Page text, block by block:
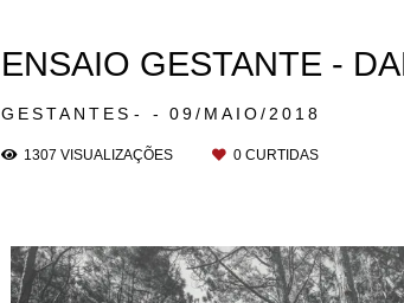
GESTANTES 09/MAIO/2018
ENSAIO GESTANTE -
1307 VISUALIZAÇÕES 0 CURTIDAS